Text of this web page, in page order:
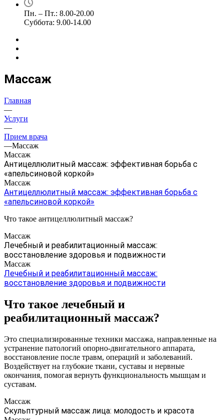
Пн. – Пт.: 8.00-20.00
Суббота: 9.00-14.00
Массаж
Главная
—
Услуги
—
Прием врача
—Массаж
Массаж
Антицеллюлитный массаж: эффективная борьба с
«апельсиновой коркой»
Массаж
Антицеллюлитный массаж: эффективная борьба с
«апельсиновой коркой»
Что такое антицеллюлитный массаж?
Массаж
Лечебный и реабилитационный массаж:
восстановление здоровья и подвижности
Массаж
Лечебный и реабилитационный массаж:
восстановление здоровья и подвижности
Что такое лечебный и
реабилитационный массаж?
Это специализированные техники массажа, направленные на
устранение патологий опорно-двигательного аппарата,
восстановление после травм, операций и заболеваний.
Воздействует на глубокие ткани, суставы и нервные
окончания, помогая вернуть функциональность мышцам и
суставам.
Массаж
Скульптурный массаж лица: молодость и красота